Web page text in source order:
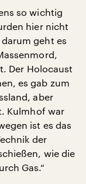
so wichtig
hier nicht
geht es
Der Holocaust
es gab zum
aber
Kulmhof war
ist es das
der
wie die
Gas.“